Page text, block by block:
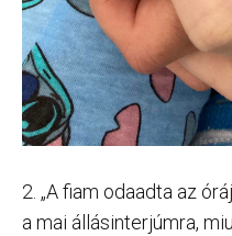
2. „A fiam odaadta az
a mai állásinterjúmra,